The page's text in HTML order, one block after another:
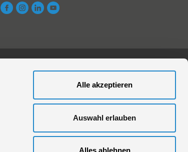
Alle akzeptieren
Auswahl erlauben
Alles ablehnen